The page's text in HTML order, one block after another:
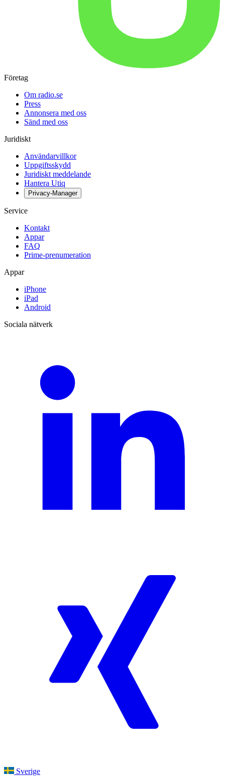
Företag
Om radio.se
Press
Annonsera med oss
Sänd med oss
Juridiskt
Användarvillkor
Uppgiftsskydd
Juridiskt meddelande
Hantera Utiq
Privacy-Manager
Service
Kontakt
Appar
FAQ
Prime-prenumeration
Appar
iPhone
iPad
Android
Sociala nätverk
Sverige